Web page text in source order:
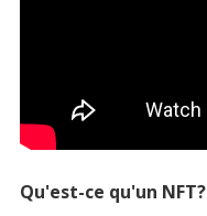
Qu'est-ce qu'un NFT?